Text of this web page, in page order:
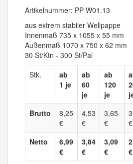
Artikelnummer: PP W01.13
aus extrem stabiler Wellpappe
Innenmaß 735 x 1055 x 55 mm
Außenmaß 1070 x 750 x 62 mm
30 St/Ktn - 300 St/Pal
Stk.
ab
1 je
ab
60
je
ab
120
je
Brutto
8,25
€
4,53
€
3,65
€
€
Netto
6,99
€
3,84
€
3,09
€
€